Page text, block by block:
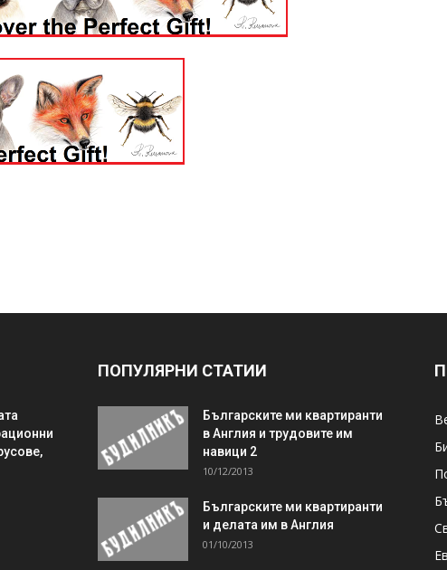
ПОПУЛЯРНИ СТАТИИ
Българските ми квартиранти
в Англия и трудовите им
навици 2
10/12/2013
Българските ми квартиранти
и делата им в Англия
01/10/2013